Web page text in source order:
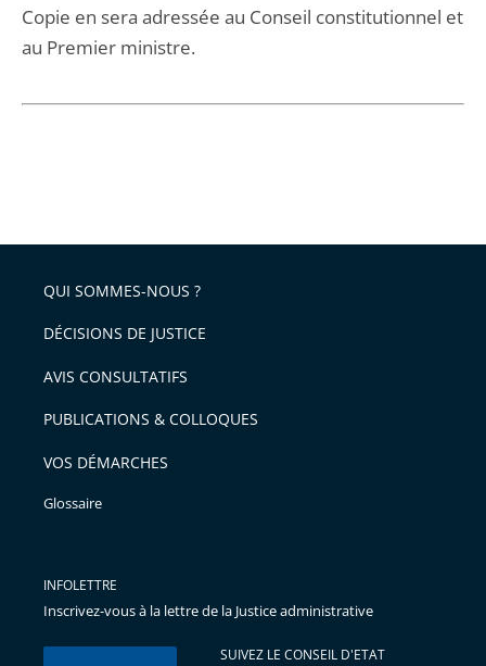
Copie en sera adressée au Conseil constitutionnel et
au Premier ministre.
QUI SOMMES-NOUS ?
DÉCISIONS DE JUSTICE
AVIS CONSULTATIFS
PUBLICATIONS & COLLOQUES
VOS DÉMARCHES
Glossaire
INFOLETTRE
Inscrivez-vous à la lettre de la Justice administrative
SUIVEZ LE CONSEIL D'ETAT